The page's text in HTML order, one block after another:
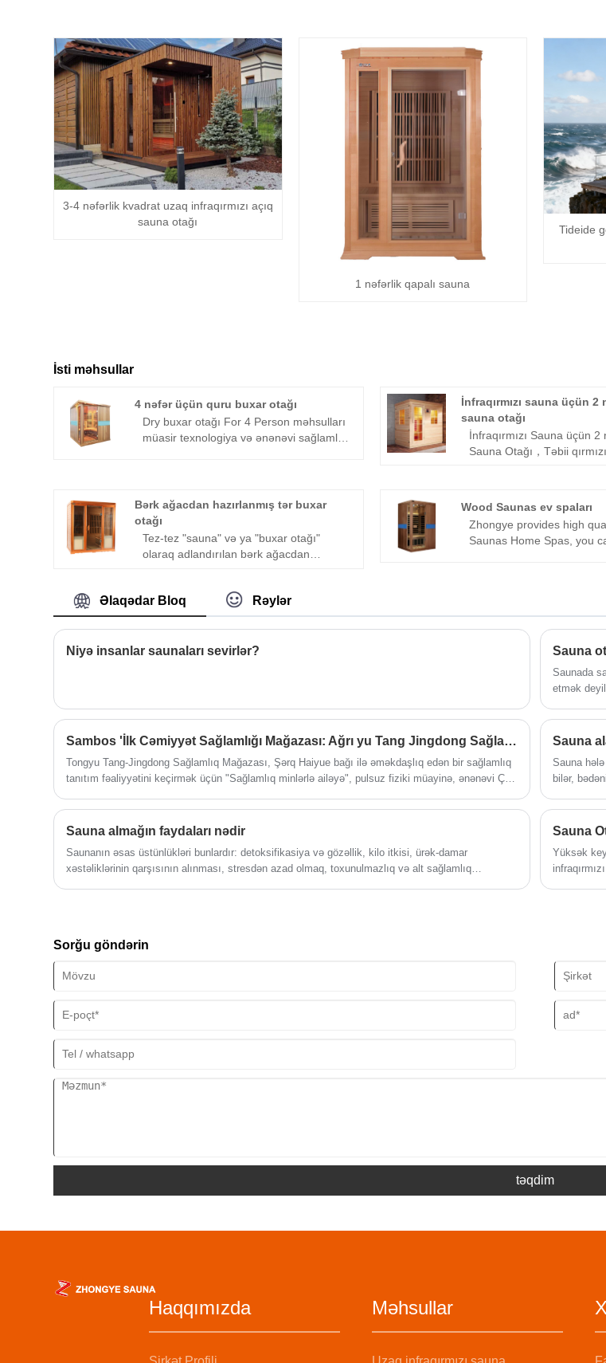
3-4 nəfərlik kvadrat uzaq infraqırmızı açıq
sauna otağı
1 nəfərlik qapalı sauna
Tideide
İsti məhsullar
4 nəfər üçün quru buxar otağı
Dry buxar otağı For 4 Person məhsulları
müasir texnologiya və ənənəvi sağlamlıq
istehlakçılara hərtərəfli sağlamlıq
təcrübəsi təqdim edən qüsursuz uzaq
infraqırmızı, ətraf istilik enerji sahəsi,
hərtərəfli akupunktur terapiyası, ion
oksigen terapiyası və fototerapiya daxil
mövcuddur.
İnfraqırmızı sauna üçün
sauna otağı
İnfraqırmızı Sauna üçün 2
Sauna Otağı，Təbii
infraqırmızı isitmə, vahid
və zəif odunsu qoxuya
əsas konfiqurasiya,
və tam texniki dəstək ilə
rahat, rahat sauna
Bərk ağacdan hazırlanmış tər buxar
otağı
Tez-tez "sauna" və ya "buxar otağı"
olaraq adlandırılan bərk ağacdan
mərkəzlərində və ya sağlamlıq
mərkəzlərində tapılan xüsusi dizayn
edilmiş və tikilmiş məkandır. O,
insanların istilik müalicəsi, istirahət və
Wood Saunas ev spaları
Zhongye provides high
Saunas Home Spas, you
Əlaqədar Bloq Rəylər
Niyə insanlar saunaları sevirlər? Sauna
Saunada
etmək
bölünür:
Sambos 'İlk Cəmiyyət Sağlamlığı Mağazası: Ağrı yu Tang Jingdong Sağlamlıq Mağazası açıldı!
Tongyu Tang-Jingdong Sağlamlıq Mağazası, Şərq Haiyue bağı ilə əməkdaşlıq edən bir sağlamlıq
tanıtım fəaliyyətini keçirmək üçün "Sağlamlıq minlərlə ailəyə", pulsuz fiziki müayinə, ənənəvi Çin
qorunması verin.
Sauna
Sauna
bilər,
Sauna almağın faydaları nədir
Saunanın əsas üstünlükləri bunlardır: detoksifikasiya və gözəllik, kilo itkisi, ürək-damar
xəstəliklərinin qarşısının alınması, stresdən azad olmaq, toxunulmazlıq və alt sağlamlıq
Sauna
Yüksək
Sorğu göndərin
təqdim
Haqqımızda Məhsullar